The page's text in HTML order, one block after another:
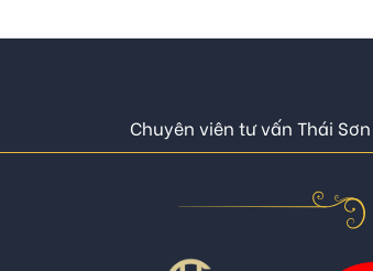
Chuyên viên tư vấn Thái